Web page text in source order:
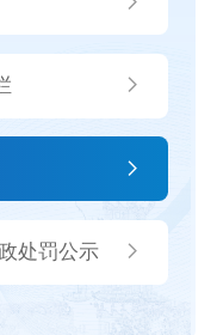
处罚公示